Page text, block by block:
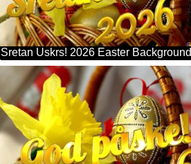
Sretan Uskrs! 2026 Easter Background